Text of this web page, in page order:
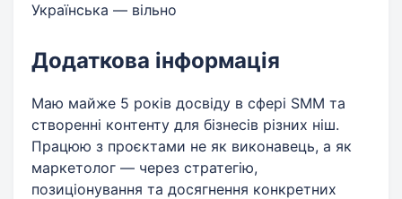
Українська — вільно
Додаткова інформація
Маю майже 5 років досвіду в сфері SMM та
створенні контенту для бізнесів різних ніш.
Працюю з проєктами не як виконавець, а як
маркетолог — через стратегію,
позиціонування та досягнення конкретних